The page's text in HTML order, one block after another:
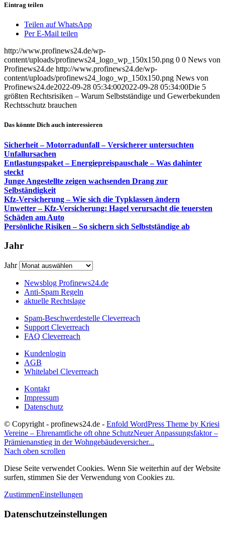
Eintrag teilen
Teilen auf WhatsApp
Per E-Mail teilen
http://www.profinews24.de/wp-
content/uploads/profinews24_logo_wp_150x150.png 0 0 News von
Profinews24.de http://www.profinews24.de/wp-
content/uploads/profinews24_logo_wp_150x150.png News von
Profinews24.de2022-09-28 05:34:002022-09-28 05:34:00Die 5
größten Rechtsrisiken – Warum Selbstständige und Gewerbekunden
Rechtsschutz brauchen
Das könnte Dich auch interessieren
Sicherheit – Motorradunfall – Versicherer untersuchten
Unfallursachen
Entlastungspaket – Energiepreispauschale – Was dahinter
steckt
Junge Angestellte zeigen wachsenden Drang zur
Selbständigkeit
Kfz-Versicherung – Wie sich die Typklassen ändern
Unwetter – Kfz-Versicherung: Hagel verursacht die teuersten
Schäden am Auto
Persönliche Risiken – So sichern sich Selbstständige ab
Jahr
Jahr
Newsblog Profinews24.de
Anti-Spam Regeln
aktuelle Rechtslage
Spam-Beschwerdestelle Cleverreach
Support Cleverreach
FAQ Cleverreach
Kundenlogin
AGB
Whitelabel Cleverreach
Kontakt
Impressum
Datenschutz
© Copyright - profinews24.de - Enfold WordPress Theme by Kriesi
Vereine – Ehrenamtliche oft ohne SchutzNeuer Anpassungsfaktor –
Prämienanstieg in der Wohngebäudeversicher...
Nach oben scrollen
Diese Seite verwendet Cookies. Wenn Sie weiterhin auf der Website
surfen, stimmen Sie der Verwendung von Cookies zu.
ZustimmenEinstellungen
Datenschutzeinstellungen